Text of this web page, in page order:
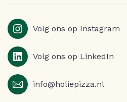
Volg ons op Instagram
Volg ons op LinkedIn
info@holiepizza.nl